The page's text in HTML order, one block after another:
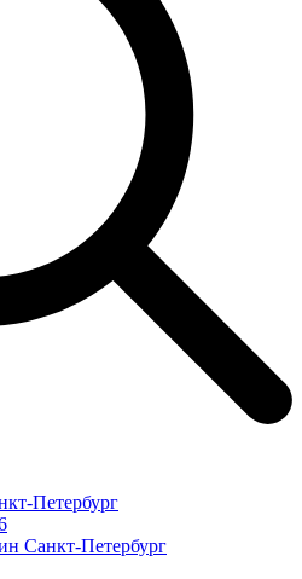
Петербург
Санкт-Петербург